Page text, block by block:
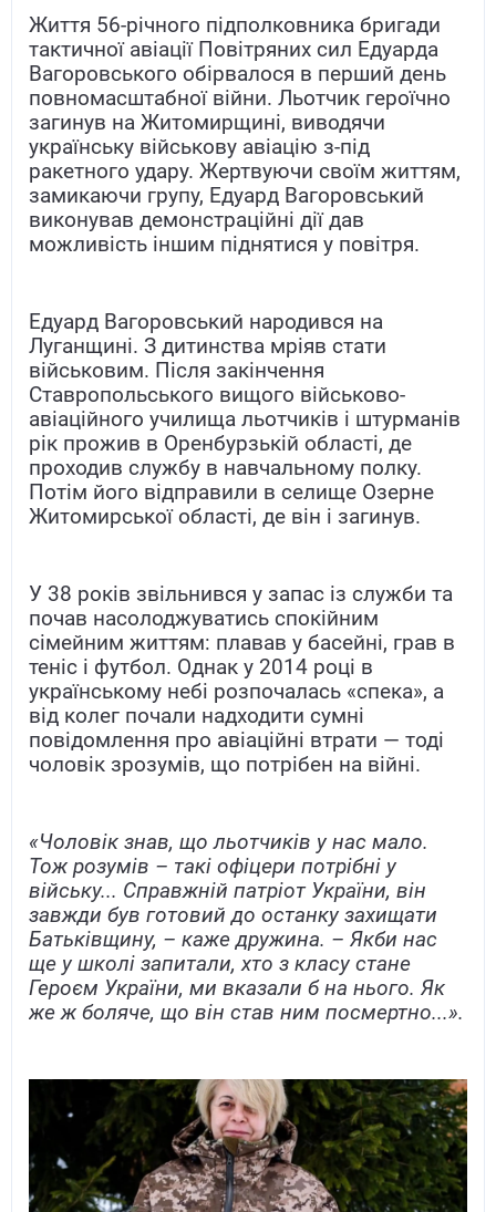
Життя 56-річного підполковника бригади
тактичної авіації Повітряних сил Едуарда
Вагоровського обірвалося в перший день
повномасштабної війни. Льотчик героїчно
загинув на Житомирщині, виводячи
українську військову авіацію з-під
ракетного удару. Жертвуючи своїм життям,
замикаючи групу, Едуард Вагоровський
виконував демонстраційні дії дав
можливість іншим піднятися у повітря.
Едуард Вагоровський народився на
Луганщині. З дитинства мріяв стати
військовим. Після закінчення
Ставропольського вищого військово-
авіаційного училища льотчиків і штурманів
рік прожив в Оренбурзькій області, де
проходив службу в навчальному полку.
Потім його відправили в селище Озерне
Житомирської області, де він і загинув.
У 38 років звільнився у запас із служби та
почав насолоджуватись спокійним
сімейним життям: плавав у басейні, грав в
теніс і футбол. Однак у 2014 році в
українському небі розпочалась «спека», а
від колег почали надходити сумні
повідомлення про авіаційні втрати — тоді
чоловік зрозумів, що потрібен на війні.
«Чоловік знав, що льотчиків у нас мало.
Тож розумів – такі офіцери потрібні у
війську... Справжній патріот України, він
завжди був готовий до останку захищати
Батьківщину, – каже дружина. – Якби нас
ще у школі запитали, хто з класу стане
Героєм України, ми вказали б на нього. Як
же ж боляче, що він став ним посмертно...».